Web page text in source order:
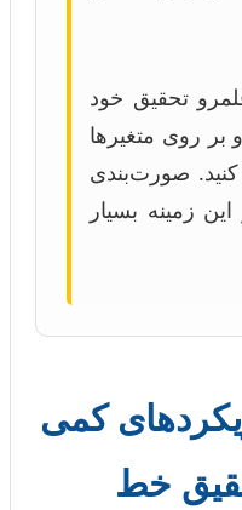
تحقیق خود
روی متغیرها
صورت‌بندی
زمینه بسیار
کمی
خط